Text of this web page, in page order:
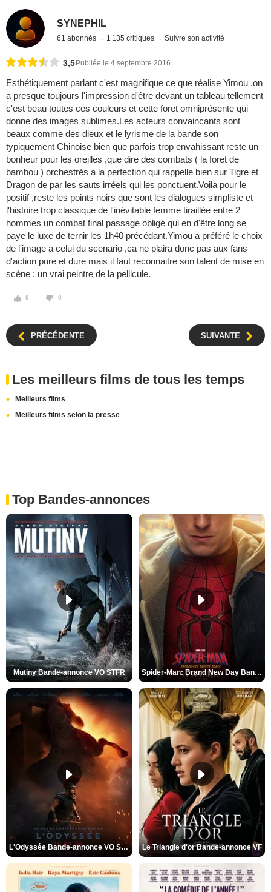
SYNEPHIL
61 abonnés 1 135 critiques Suivre son activité
3,5 Publiée le 4 septembre 2016
Esthétiquement parlant c'est magnifique ce que réalise Yimou ,on
a presque toujours l'impression d'être devant un tableau tellement
c'est beau toutes ces couleurs et cette foret omniprésente qui
donne des images sublimes.Les acteurs convaincants sont
beaux comme des dieux et le lyrisme de la bande son
typiquement Chinoise bien que parfois trop envahissant reste un
bonheur pour les oreilles ,que dire des combats ( la foret de
bambou ) orchestrés a la perfection qui rappelle bien sur Tigre et
Dragon de par les sauts irréels qui les ponctuent.Voila pour le
positif ,reste les points noirs que sont les dialogues simpliste et
l'histoire trop classique de l'inévitable femme tiraillée entre 2
hommes un combat final passage obligé qui en d'être long se
paye le luxe de ternir les 1h40 précédant.Yimou a préféré le choix
de l'image a celui du scenario ,ca ne plaira donc pas aux fans
d'action pure et dure mais il faut reconnaitre son talent de mise en
scène : un vrai peintre de la pellicule.
0 0
PRÉCÉDENTE SUIVANTE
Les meilleurs films de tous les temps
Meilleurs films
Meilleurs films selon la presse
Top Bandes-annonces
Mutiny Bande-annonce VO STFR Spider-Man: Brand New Day Bande-annonce VO STFR
L'Odyssée Bande-annonce VO STFR Le Triangle d'or Bande-annonce VF